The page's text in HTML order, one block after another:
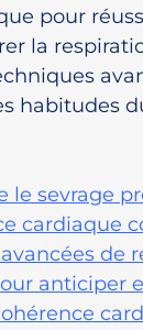
pour
la
habitudes
le sevrage
cardiaque
de
anticiper